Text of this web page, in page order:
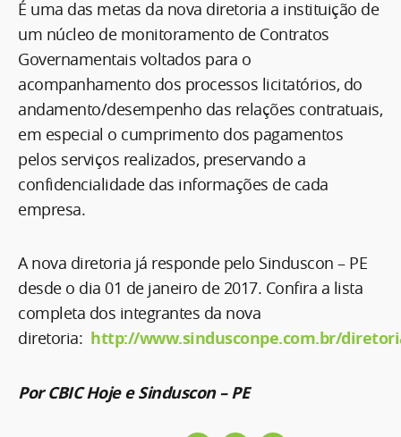
É uma das metas da nova diretoria a instituição de
um núcleo de monitoramento de Contratos
Governamentais voltados para o
acompanhamento dos processos licitatórios, do
andamento/desempenho das relações contratuais,
em especial o cumprimento dos pagamentos
pelos serviços realizados, preservando a
confidencialidade das informações de cada
empresa.
A nova diretoria já responde pelo Sinduscon – PE
desde o dia 01 de janeiro de 2017. Confira a lista
completa dos integrantes da nova
diretoria: http://www.sindusconpe.com.br/
Por CBIC Hoje e Sinduscon – PE